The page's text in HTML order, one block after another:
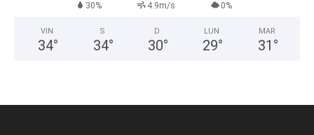
30% 4.9m/s 0%
VIN
34°
S
34°
D
30°
LUN
29°
MAR
31 °